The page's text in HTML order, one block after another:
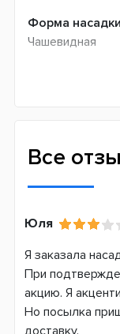
Форма насадки
Чашевидная
Технология
D16 (400-900)
D20 (1000-
D34-D36
D501 (2000-
D601 (4000-
DB4 (pro-expert,
Все
Юля
Я заказала
При
акцию. Я
Но посылка
доставку.